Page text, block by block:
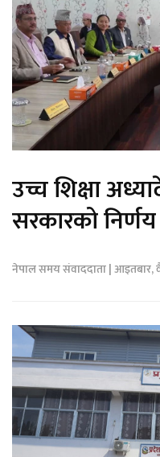
उच्च शिक्षा
सरकारको निर्णय
नेपाल समय संवाददाता | आइतबार,